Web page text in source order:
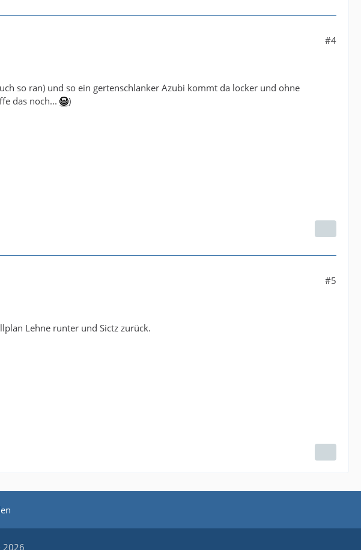
#4
so ran) und so ein gertenschlanker Azubi kommt da locker und ohne
das noch...
)
#5
Lehne runter und Sictz zurück.
2026